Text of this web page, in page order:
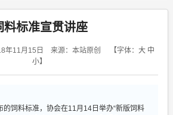
料标准宣贯讲座
年11月15日 来源：本站原创 【字体： 大 中
小】
的饲料标准，协会在11月14日举办“新版饲料